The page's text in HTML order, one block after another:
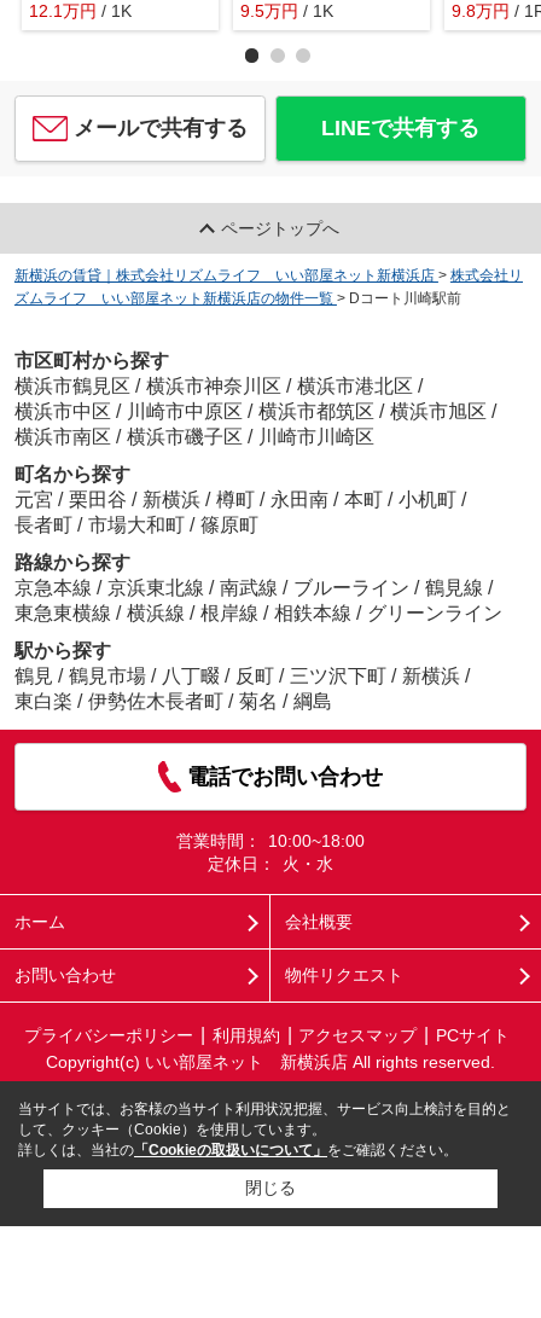
12.1万円 / 1K
9.5万円 / 1K
9.8万円 /
メールで共有する LINEで共有する
ページトップへ
新横浜の賃貸｜株式会社リズムライフ いい部屋ネット新横浜店 > 株式会社リ
ズムライフ いい部屋ネット新横浜店の物件一覧 > Dコート川崎駅前
市区町村から探す
横浜市鶴見区 / 横浜市神奈川区 / 横浜市港北区 /
横浜市中区 / 川崎市中原区 / 横浜市都筑区 / 横浜市旭区 /
横浜市南区 / 横浜市磯子区 / 川崎市川崎区
町名から探す
元宮 / 栗田谷 / 新横浜 / 樽町 / 永田南 / 本町 / 小机町 /
長者町 / 市場大和町 / 篠原町
路線から探す
京急本線 / 京浜東北線 / 南武線 / ブルーライン / 鶴見線 /
東急東横線 / 横浜線 / 根岸線 / 相鉄本線 / グリーンライン
駅から探す
鶴見 / 鶴見市場 / 八丁畷 / 反町 / 三ツ沢下町 / 新横浜 /
東白楽 / 伊勢佐木長者町 / 菊名 / 綱島
電話でお問い合わせ
営業時間：
10:00~18:00
定休日：
火・水
ホーム 会社概要
お問い合わせ 物件リクエスト
プライバシーポリシー 利用規約 アクセスマップ
PCサイト
Copyright(c) いい部屋ネット 新横浜店 All rights reserved.
当サイトでは、お客様の当サイト利用状況把握、サービス向上検討を目的と
して、クッキー（Cookie）を使用しています。
詳しくは、当社の 「Cookieの取扱いについて」 をご確認ください。
閉じる